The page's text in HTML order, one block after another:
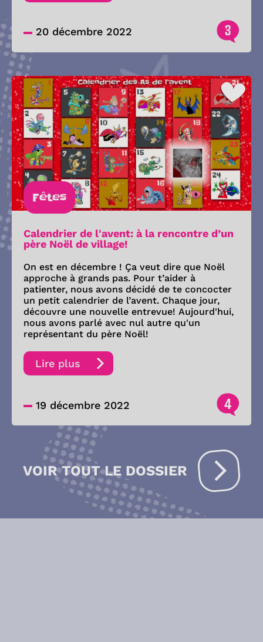
20 décembre 2022 3
Fêtes
Calendrier de l'avent: à la rencontre d’un
père Noël de village!
On est en décembre ! Ça veut dire que Noël
approche à grands pas. Pour t’aider à
patienter, nous avons décidé de te concocter
un petit calendrier de l’avent. Chaque jour,
découvre une nouvelle entrevue! Aujourd'hui,
nous avons parlé avec nul autre qu'un
représentant du père Noël!
Lire plus
19 décembre 2022 4
VOIR TOUT LE DOSSIER